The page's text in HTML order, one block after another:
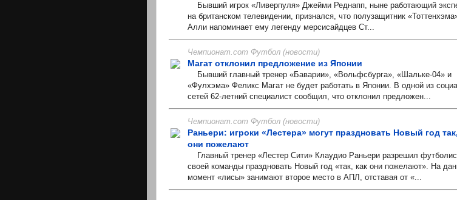
Бывший игрок «Ливерпуля» Джейми Реднапп, ныне работающий
на британском телевидении, признался, что полузащитник
Алли напоминает ему легенду мерсисайдцев Ст...
Чемпионат.com Футбол (новости)
Магат отклонил предложение из Японии
Бывший главный тренер «Баварии», «Вольфсбурга», «Шальке-04» и
«Фулхэма» Феликс Магат не будет работать в Японии. В одной из
сетей 62-летний специалист сообщил, что отклонил предложен...
Чемпионат.com Футбол (новости)
Раньери: игроки «Лестера» могут праздновать Новый год
они пожелают
Главный тренер «Лестер Сити» Клаудио Раньери разрешил
своей команды праздновать Новый год «так, как они пожелают». На
момент «лисы» занимают второе место в АПЛ, отставая от «...